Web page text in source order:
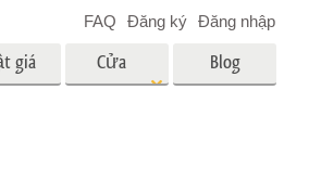
giá Cửa Blog
FAQ Đăng ký Đăng nhập